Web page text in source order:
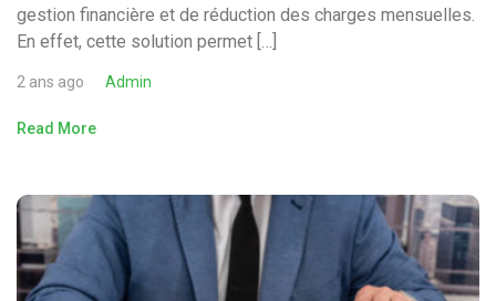
gestion financière et de réduction des charges mensuelles.
En effet, cette solution permet […]
2 ans ago Admin
Read More